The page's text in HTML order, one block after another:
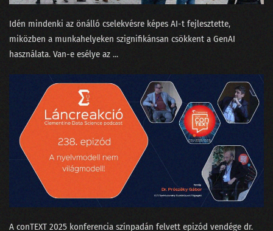
Idén mindenki az önálló cselekvésre képes AI-t fejlesztette,
miközben a munkahelyeken szignifikánsan csökkent a GenAI
használata. Van-e esélye az ...
A conTEXT 2025 konferencia színpadán felvett epizód vendége dr.